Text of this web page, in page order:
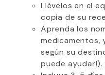
Llévelos en el
copia de su
Aprenda los
medicamentos,
según su
puede ayudar!).